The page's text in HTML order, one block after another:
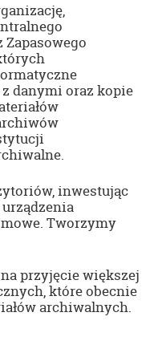
danymi oraz kopie
inwestując
Tworzymy
przyjęcie większej
które obecnie
archiwalnych.